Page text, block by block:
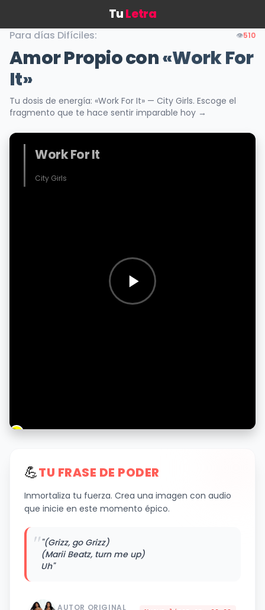
TuLetra
Para días Difíciles: 👁️510
Amor Propio con«Work For
It»
Tu dosis de energía: «Work For It» — City Girls. Escoge el
fragmento que te hace sentir imparable hoy →
Work For It
City Girls
💪TU FRASE DE PODER
Inmortaliza tu fuerza. Crea una imagen con audio
que inicie en este momento épico.
""(Grizz, go Grizz)
(Marii Beatz, turn me up)
Uh"
AUTOR ORIGINAL